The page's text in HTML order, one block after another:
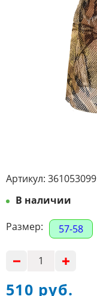
Артикул: 361053099
В наличии
Размер:
57-58
510 руб.